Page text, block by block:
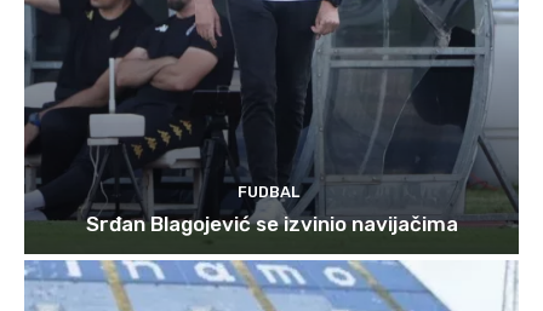
FUDBAL
Srđan Blagojević se izvinio navijačima